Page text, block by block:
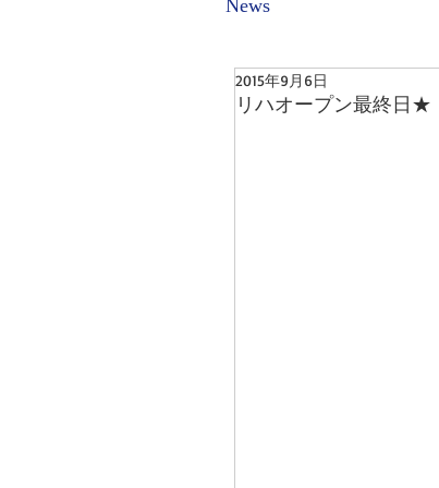
News
リハオープン最終日★
2015年9月6日